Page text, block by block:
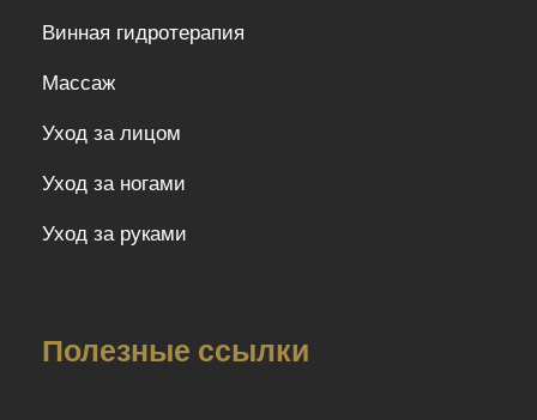
Винная гидротерапия
Массаж
Уход за лицом
Уход за ногами
Уход за руками
Полезные ссылки